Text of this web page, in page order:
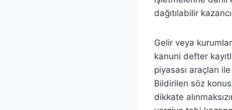
dağıtılabilir
Gelir veya
kanuni defter
piyasası araçları
Bildirilen söz
dikkate